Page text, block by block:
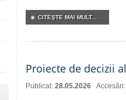
CITEŞTE MAI MULT...
Proiecte de decizii
Publicat: 28.05.2026